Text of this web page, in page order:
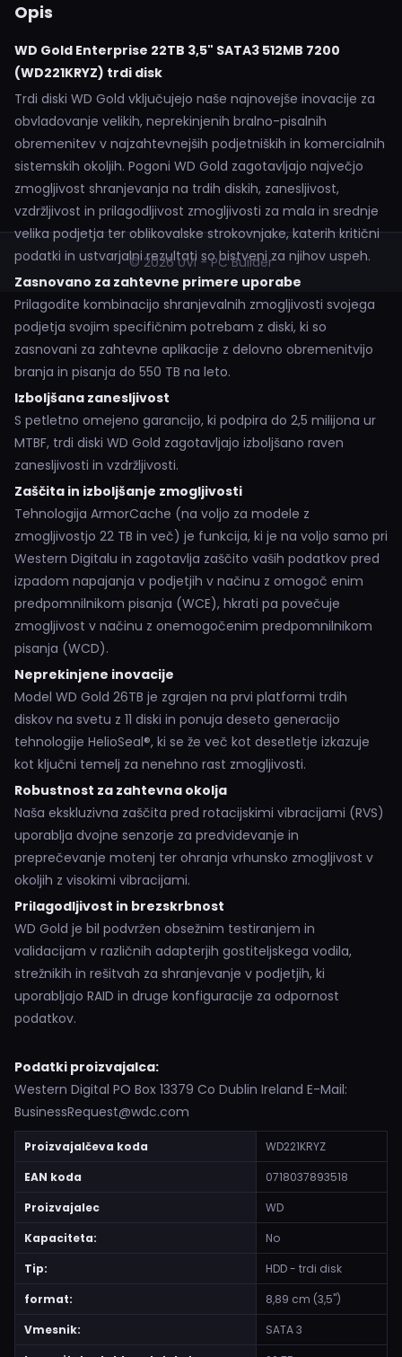
Opis
WD Gold Enterprise 22TB 3,5" SATA3 512MB 7200
(WD221KRYZ) trdi disk
Trdi diski WD Gold vključujejo naše najnovejše inovacije za
obvladovanje velikih, neprekinjenih bralno-pisalnih
obremenitev v najzahtevnejših podjetniških in komercialnih
sistemskih okoljih. Pogoni WD Gold zagotavljajo največjo
zmogljivost shranjevanja na trdih diskih, zanesljivost,
vzdržljivost in prilagodljivost zmogljivosti za mala in srednje
velika podjetja ter oblikovalske strokovnjake, katerih kritični
podatki in ustvarjalni rezultati so bistveni za njihov uspeh.
Zasnovano za zahtevne primere uporabe
Prilagodite kombinacijo shranjevalnih zmogljivosti svojega
podjetja svojim specifičnim potrebam z diski, ki so
zasnovani za zahtevne aplikacije z delovno obremenitvijo
branja in pisanja do 550 TB na leto.
Izboljšana zanesljivost
S petletno omejeno garancijo, ki podpira do 2,5 milijona ur
MTBF, trdi diski WD Gold zagotavljajo izboljšano raven
zanesljivosti in vzdržljivosti.
Zaščita in izboljšanje zmogljivosti
Tehnologija ArmorCache (na voljo za modele z
zmogljivostjo 22 TB in več) je funkcija, ki je na voljo samo pri
Western Digitalu in zagotavlja zaščito vaših podatkov pred
izpadom napajanja v podjetjih v načinu z omogoč enim
predpomnilnikom pisanja (WCE), hkrati pa povečuje
zmogljivost v načinu z onemogočenim predpomnilnikom
pisanja (WCD).
Neprekinjene inovacije
Model WD Gold 26TB je zgrajen na prvi platformi trdih
diskov na svetu z 11 diski in ponuja deseto generacijo
tehnologije HelioSeal®, ki se že več kot desetletje izkazuje
kot ključni temelj za nenehno rast zmogljivosti.
Robustnost za zahtevna okolja
Naša ekskluzivna zaščita pred rotacijskimi vibracijami (RVS)
uporablja dvojne senzorje za predvidevanje in
preprečevanje motenj ter ohranja vrhunsko zmogljivost v
okoljih z visokimi vibracijami.
Prilagodljivost in brezskrbnost
WD Gold je bil podvržen obsežnim testiranjem in
validacijam v različnih adapterjih gostiteljskega vodila,
strežnikih in rešitvah za shranjevanje v podjetjih, ki
uporabljajo RAID in druge konfiguracije za odpornost
podatkov.
Podatki proizvajalca:
Western Digital PO Box 13379 Co Dublin Ireland E-Mail:
BusinessRequest@wdc.com
Proizvajalčeva koda
WD221KRYZ
EAN koda
0718037893518
Proizvajalec
WD
Kapaciteta:
No
Tip:
HDD - trdi disk
format:
8,89 cm (3,5")
Vmesnik:
SATA 3
© 2026 UVI - PC Builder